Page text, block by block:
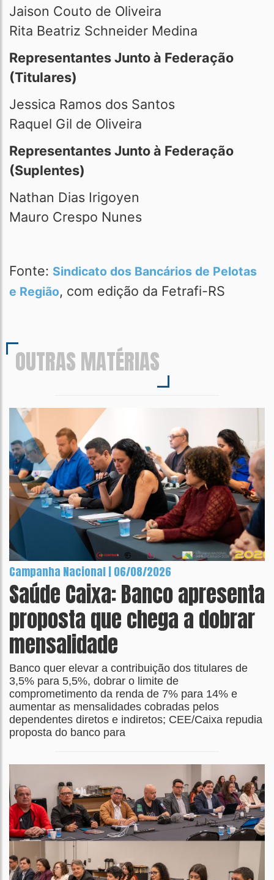
Jaison Couto de Oliveira
Rita Beatriz Schneider Medina
Representantes Junto à Federação
(Titulares)
Jessica Ramos dos Santos
Raquel Gil de Oliveira
Representantes Junto à Federação
(Suplentes)
Nathan Dias Irigoyen
Mauro Crespo Nunes
Fonte: Sindicato dos Bancários de Pelotas
e Região, com edição da Fetrafi-RS
OUTRAS MATÉRIAS
Campanha Nacional | 06/08/2026
Saúde Caixa: Banco apresenta
proposta que chega a dobrar
mensalidade
Banco quer elevar a contribuição dos titulares de
3,5% para 5,5%, dobrar o limite de
comprometimento da renda de 7% para 14% e
aumentar as mensalidades cobradas pelos
dependentes diretos e indiretos; CEE/Caixa repudia
proposta do banco para